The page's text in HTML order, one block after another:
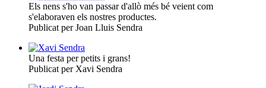
Els nens s'ho van passar d'allò més bé veient com
s'elaboraven els nostres productes.
Publicat per Joan Lluis Sendra
Una festa per petits i grans!
Publicat per Xavi Sendra